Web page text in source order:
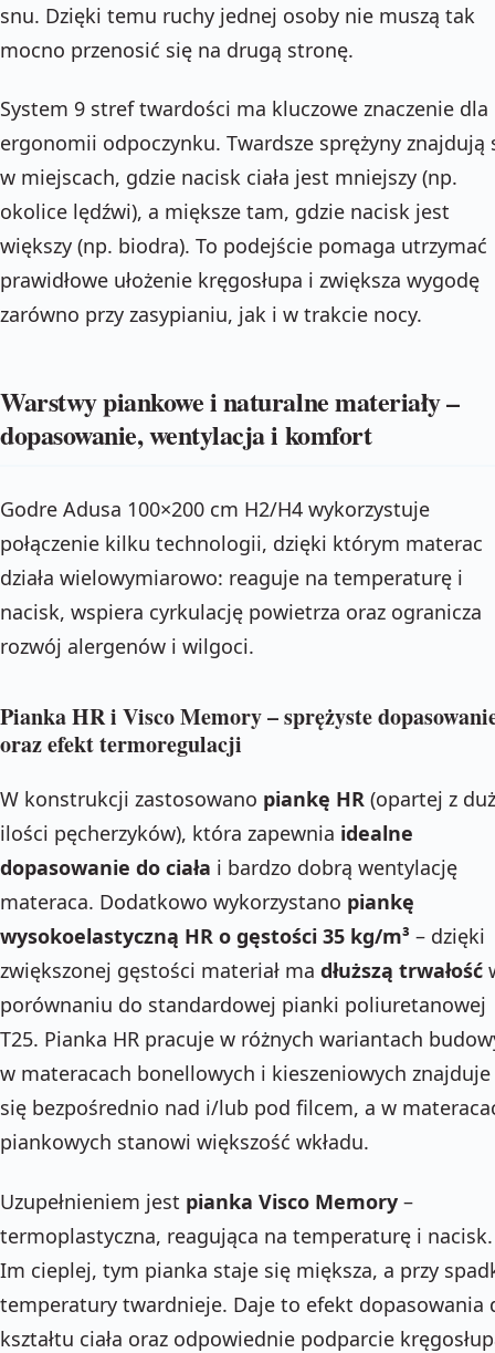
snu. Dzięki temu ruchy jednej osoby nie muszą tak
mocno przenosić się na drugą stronę.
System 9 stref twardości ma kluczowe znaczenie dla
ergonomii odpoczynku. Twardsze sprężyny znajdują
w miejscach, gdzie nacisk ciała jest mniejszy (np.
okolice lędźwi), a miększe tam, gdzie nacisk jest
większy (np. biodra). To podejście pomaga utrzymać
prawidłowe ułożenie kręgosłupa i zwiększa wygodę
zarówno przy zasypianiu, jak i w trakcie nocy.
Warstwy piankowe i naturalne materiały –
dopasowanie, wentylacja i komfort
Godre Adusa 100×200 cm H2/H4 wykorzystuje
połączenie kilku technologii, dzięki którym materac
działa wielowymiarowo: reaguje na temperaturę i
nacisk, wspiera cyrkulację powietrza oraz ogranicza
rozwój alergenów i wilgoci.
Pianka HR i Visco Memory – sprężyste
oraz efekt termoregulacji
W konstrukcji zastosowano piankę HR (opartej z
ilości pęcherzyków), która zapewnia idealne
dopasowanie do ciała i bardzo dobrą wentylację
materaca. Dodatkowo wykorzystano piankę
wysokoelastyczną HR o gęstości 35 kg/m³ – dzięki
zwiększonej gęstości materiał ma dłuższą trwałość
porównaniu do standardowej pianki poliuretanowej
T25. Pianka HR pracuje w różnych wariantach
w materacach bonellowych i kieszeniowych znajduje
się bezpośrednio nad i/lub pod filcem, a w
piankowych stanowi większość wkładu.
Uzupełnieniem jest pianka Visco Memory –
termoplastyczna, reagująca na temperaturę i nacisk.
Im cieplej, tym pianka staje się miększa, a przy
temperatury twardnieje. Daje to efekt dopasowania
kształtu ciała oraz odpowiednie podparcie